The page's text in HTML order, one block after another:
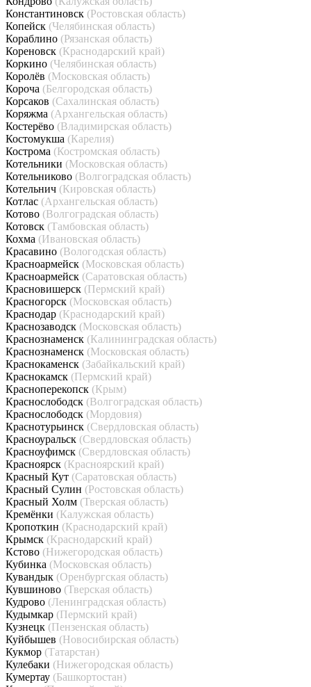
Константиновск (Ростовская область)
Копейск (Челябинская область)
Кораблино (Рязанская область)
Кореновск (Краснодарский край)
Коркино (Челябинская область)
Королёв (Московская область)
Короча (Белгородская область)
Корсаков (Сахалинская область)
Коряжма (Архангельская область)
Костерёво (Владимирская область)
Костомукша (Карелия)
Кострома (Костромская область)
Котельники (Московская область)
Котельниково (Волгоградская область)
Котельнич (Кировская область)
Котлас (Архангельская область)
Котово (Волгоградская область)
Котовск (Тамбовская область)
Кохма (Ивановская область)
Красавино (Вологодская область)
Красноармейск (Московская область)
Красноармейск (Саратовская область)
Красновишерск (Пермский край)
Красногорск (Московская область)
Краснодар (Краснодарский край)
Краснозаводск (Московская область)
Краснознаменск (Калининградская область)
Краснознаменск (Московская область)
Краснокаменск (Забайкальский край)
Краснокамск (Пермский край)
Красноперекопск (Крым)
Краснослободск (Волгоградская область)
Краснослободск (Мордовия)
Краснотурьинск (Свердловская область)
Красноуральск (Свердловская область)
Красноуфимск (Свердловская область)
Красноярск (Красноярский край)
Красный Кут (Саратовская область)
Красный Сулин (Ростовская область)
Красный Холм (Тверская область)
Кремёнки (Калужская область)
Кропоткин (Краснодарский край)
Крымск (Краснодарский край)
Кстово (Нижегородская область)
Кубинка (Московская область)
Кувандык (Оренбургская область)
Кувшиново (Тверская область)
Кудрово (Ленинградская область)
Кудымкар (Пермский край)
Кузнецк (Пензенская область)
Куйбышев (Новосибирская область)
Кукмор (Татарстан)
Кулебаки (Нижегородская область)
Кумертау (Башкортостан)